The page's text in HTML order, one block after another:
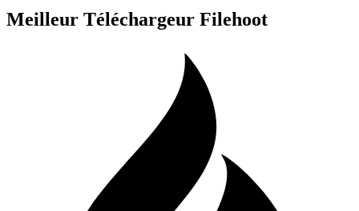
Meilleur Téléchargeur Filehoot